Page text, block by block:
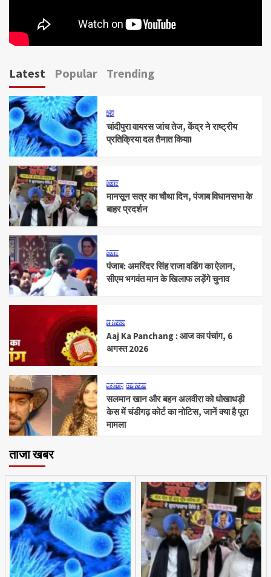
Latest Popular Trending
देश
चांदीपुरा वायरस जांच तेज, केंद्र ने राष्ट्रीय
प्रतिक्रिया दल तैनात किया!
पंजाब
मानसून सत्र का चौथा दिन, पंजाब विधानसभा के
बाहर प्रदर्शन
पंजाब
पंजाब: अमरिंदर सिंह राजा वडिंग का ऐलान,
सीएम भगवंत मान के खिलाफ लड़ेंगे चुनाव
राशिफल
Aaj Ka Panchang : आज का पंचांग, 6
अगस्त 2026
चंडीगढ़ मनोरंजन
सलमान खान और बहन अलवीरा को धोखाधड़ी
केस में चंडीगढ़ कोर्ट का नोटिस, जानें क्या है पूरा
मामला
ताजा खबर